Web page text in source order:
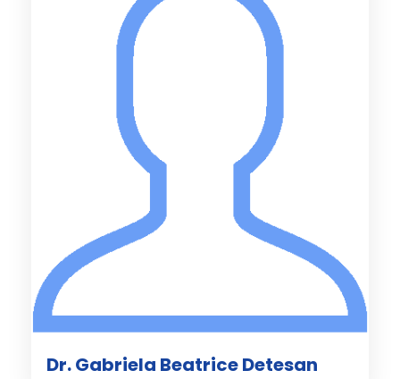
Dr. Gabriela Beatrice Detesan